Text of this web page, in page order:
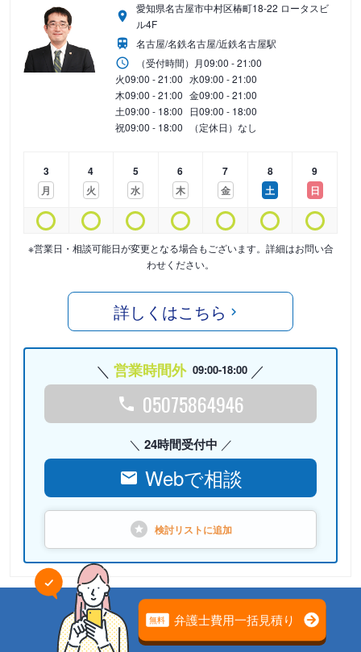
愛知県名古屋市中村区椿町18-22 ロータスビ
ル4F
名古屋/名鉄名古屋/近鉄名古屋駅
（受付時間） 月09:00 - 21:00
火09:00 - 21:00 水09:00 - 21:00
木09:00 - 21:00 金09:00 - 21:00
土09:00 - 18:00 日09:00 - 18:00
祝09:00 - 18:00 （定休日）なし
3
月
4
火
5
水
6
木
7
金
8
土
9
日
※営業日・相談可能日が変更となる場合もございます。詳細はお問い合
わせください。
詳しくはこちら
営業時間外 09:00-18:00
05075864946
24時間受付中
Webで相談
検討リストに追加
弁護士法人心（本部） PR